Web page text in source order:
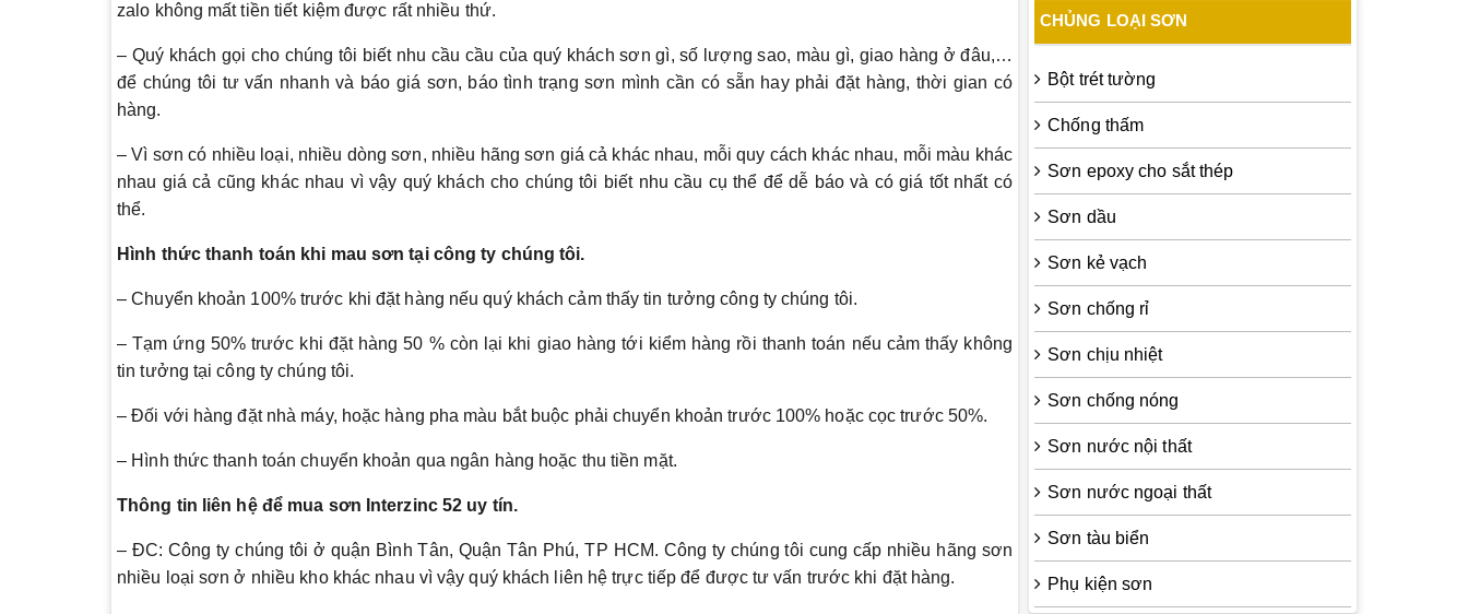
zalo không mất tiền tiết kiệm được rất nhiều thứ.
– Quý khách gọi cho chúng tôi biết nhu cầu cầu của quý khách sơn gì, số lượng sao, màu gì, giao hàng ở đâu,…
để chúng tôi tư vấn nhanh và báo giá sơn, báo tình trạng sơn mình cần có sẵn hay phải đặt hàng, thời gian có
hàng.
– Vì sơn có nhiều loại, nhiều dòng sơn, nhiều hãng sơn giá cả khác nhau, mỗi quy cách khác nhau, mỗi màu khác
nhau giá cả cũng khác nhau vì vậy quý khách cho chúng tôi biết nhu cầu cụ thể để dễ báo và có giá tốt nhất có
thể.
Hình thức thanh toán khi mau sơn tại công ty chúng tôi.
– Chuyển khoản 100% trước khi đặt hàng nếu quý khách cảm thấy tin tưởng công ty chúng tôi.
– Tạm ứng 50% trước khi đặt hàng 50 % còn lại khi giao hàng tới kiểm hàng rồi thanh toán nếu cảm thấy không
tin tưởng tại công ty chúng tôi.
– Đối với hàng đặt nhà máy, hoặc hàng pha màu bắt buộc phải chuyển khoản trước 100% hoặc cọc trước 50%.
– Hình thức thanh toán chuyển khoản qua ngân hàng hoặc thu tiền mặt.
Thông tin liên hệ để mua sơn Interzinc 52 uy tín.
– ĐC: Công ty chúng tôi ở quận Bình Tân, Quận Tân Phú, TP HCM. Công ty chúng tôi cung cấp nhiều hãng sơn
nhiều loại sơn ở nhiều kho khác nhau vì vậy quý khách liên hệ trực tiếp để được tư vấn trước khi đặt hàng.
CHỦNG LOẠI SƠN
Bột trét tường
Chống thấm
Sơn epoxy cho sắt thép
Sơn dầu
Sơn kẻ vạch
Sơn chống rỉ
Sơn chịu nhiệt
Sơn chống nóng
Sơn nước nội thất
Sơn nước ngoại thất
Sơn tàu biển
Phụ kiện sơn